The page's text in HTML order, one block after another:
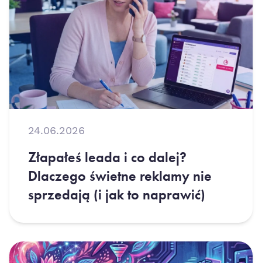
24.06.2026
Złapałeś leada i co dalej?
Dlaczego świetne reklamy nie
sprzedają (i jak to naprawić)